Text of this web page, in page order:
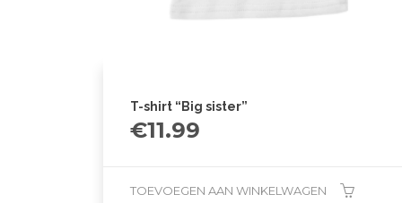
T-shirt “Big sister”
€11.99
TOEVOEGEN AAN WINKELWAGEN